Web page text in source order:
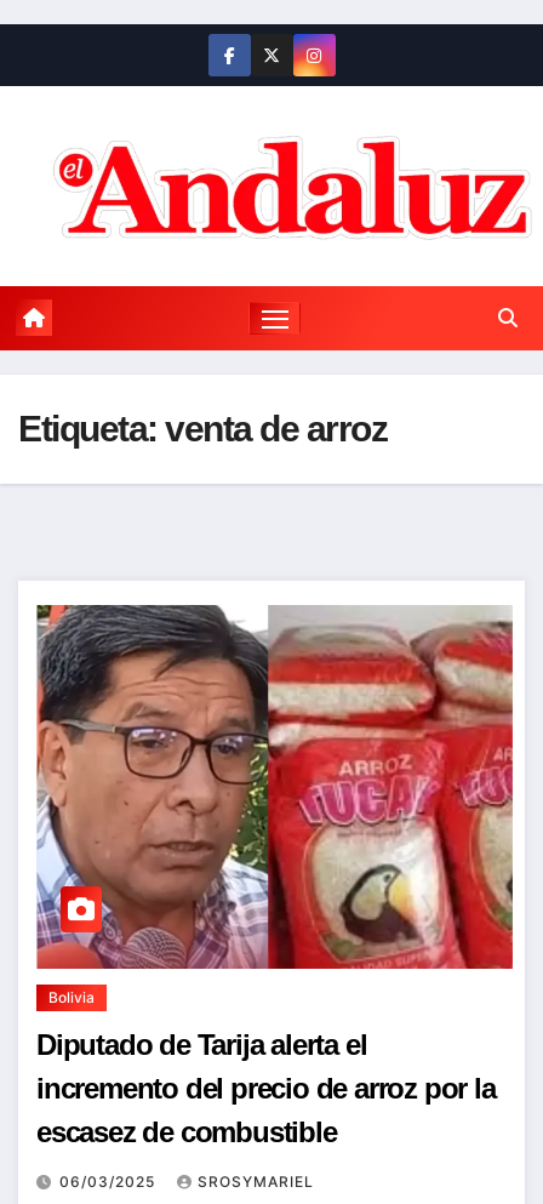
contenido
Etiqueta: venta de arroz
Bolivia
Diputado de Tarija alerta el
incremento del precio de arroz por la
escasez de combustible
06/03/2025 SROSYMARIEL